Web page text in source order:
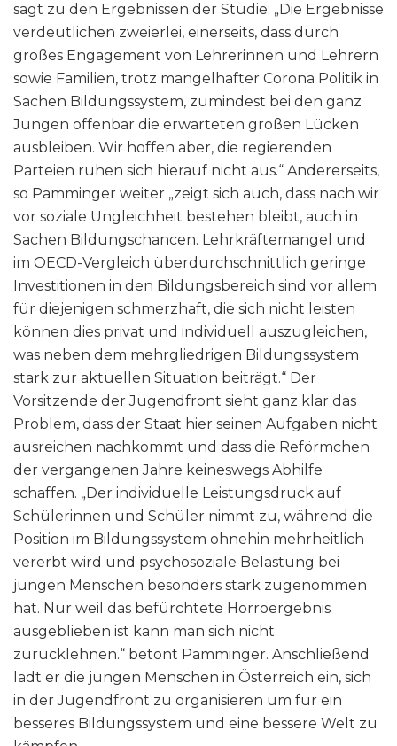
sagt zu den Ergebnissen der Studie: „Die Ergebnisse
verdeutlichen zweierlei, einerseits, dass durch
großes Engagement von Lehrerinnen und Lehrern
sowie Familien, trotz mangelhafter Corona Politik in
Sachen Bildungssystem, zumindest bei den ganz
Jungen offenbar die erwarteten großen Lücken
ausbleiben. Wir hoffen aber, die regierenden
Parteien ruhen sich hierauf nicht aus.“ Andererseits,
so Pamminger weiter „zeigt sich auch, dass nach wir
vor soziale Ungleichheit bestehen bleibt, auch in
Sachen Bildungschancen. Lehrkräftemangel und
im OECD-Vergleich überdurchschnittlich geringe
Investitionen in den Bildungsbereich sind vor allem
für diejenigen schmerzhaft, die sich nicht leisten
können dies privat und individuell auszugleichen,
was neben dem mehrgliedrigen Bildungssystem
stark zur aktuellen Situation beiträgt.“ Der
Vorsitzende der Jugendfront sieht ganz klar das
Problem, dass der Staat hier seinen Aufgaben nicht
ausreichen nachkommt und dass die Reförmchen
der vergangenen Jahre keineswegs Abhilfe
schaffen. „Der individuelle Leistungsdruck auf
Schülerinnen und Schüler nimmt zu, während die
Position im Bildungssystem ohnehin mehrheitlich
vererbt wird und psychosoziale Belastung bei
jungen Menschen besonders stark zugenommen
hat. Nur weil das befürchtete Horroergebnis
ausgeblieben ist kann man sich nicht
zurücklehnen.“ betont Pamminger. Anschließend
lädt er die jungen Menschen in Österreich ein, sich
in der Jugendfront zu organisieren um für ein
besseres Bildungssystem und eine bessere Welt zu